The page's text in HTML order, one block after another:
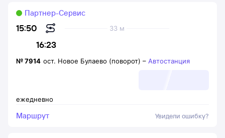
15:50
16:23
33 м
Партнер-Сервис
ежедневно
№7914 ост. Новое Булаево (поворот) – Автостанция
Маршрут Увидели ошибку?